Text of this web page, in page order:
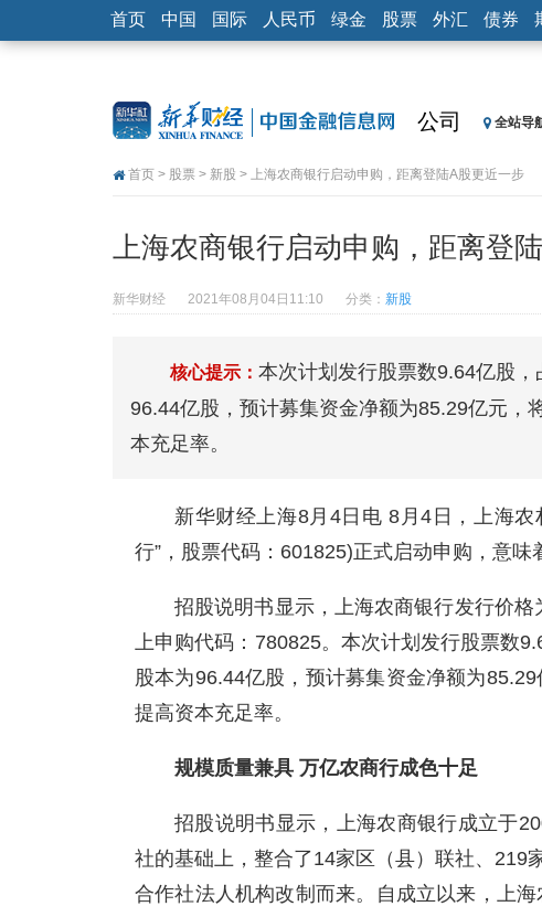
首页 中国 国际 人民币 绿金 股票 外汇 债券
公司 全站导
首页 > 股票 > 新股 > 上海农商银行启动申购，距离登陆A股更近一步
上海农商银行启动申购，距离登
新华财经 2021年08月04日11:10 分类： 新股
核心提示： 本次计划发行股票数9.64亿股
96.44亿股，预计募集资金净额为85.29亿元，
本充足率。
新华财经上海8月4日电 8月4日，上海农
行”，股票代码：601825)正式启动申购，意味
招股说明书显示，上海农商银行发行价
上申购代码：780825。本次计划发行股票数
股本为96.44亿股，预计募集资金净额为
提高资本充足率。
规模质量兼具 万亿农商行成色十足
招股说明书显示，上海农商银行成立于
社的基础上，整合了14家区（县）联社、219
合作社法人机构改制而来。自成立以来，上